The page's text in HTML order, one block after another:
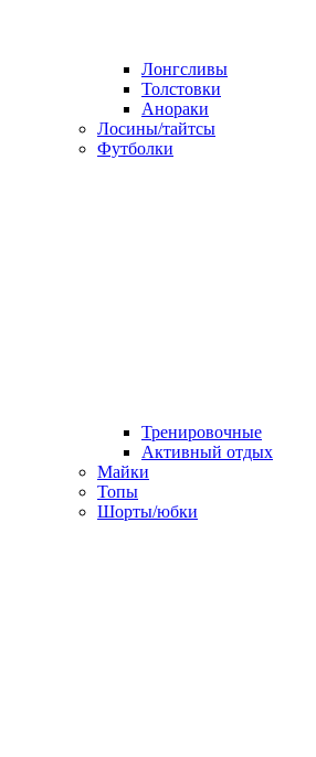
Лонгсливы
Толстовки
Анораки
Лосины/тайтсы
Футболки
Тренировочные
Активный отдых
Майки
Топы
Шорты/юбки